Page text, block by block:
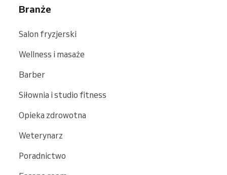
Branże
Salon fryzjerski
Wellness i masaże
Barber
Siłownia i studio fitness
Opieka zdrowotna
Weterynarz
Poradnictwo